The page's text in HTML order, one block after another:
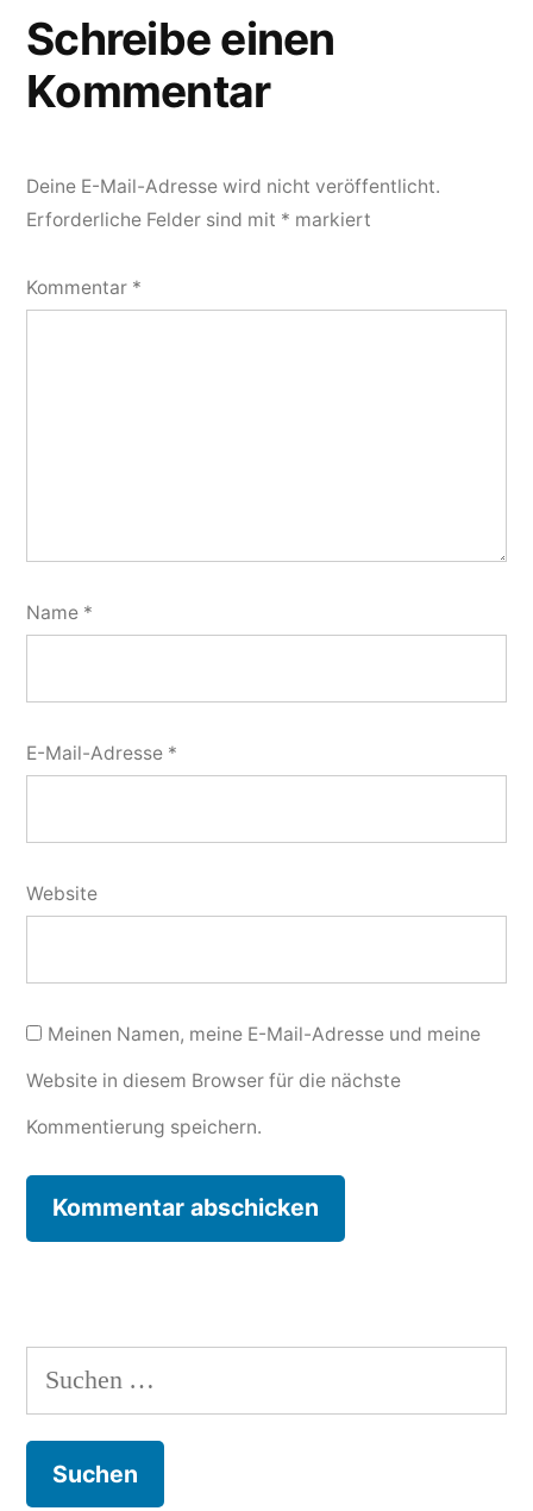
Schreibe einen
Kommentar
Deine E-Mail-Adresse wird nicht veröffentlicht.
Erforderliche Felder sind mit * markiert
Kommentar *
Name *
E-Mail-Adresse *
Website
Meinen Namen, meine E-Mail-Adresse und meine
Website in diesem Browser für die nächste
Kommentierung speichern.
Suche
nach: